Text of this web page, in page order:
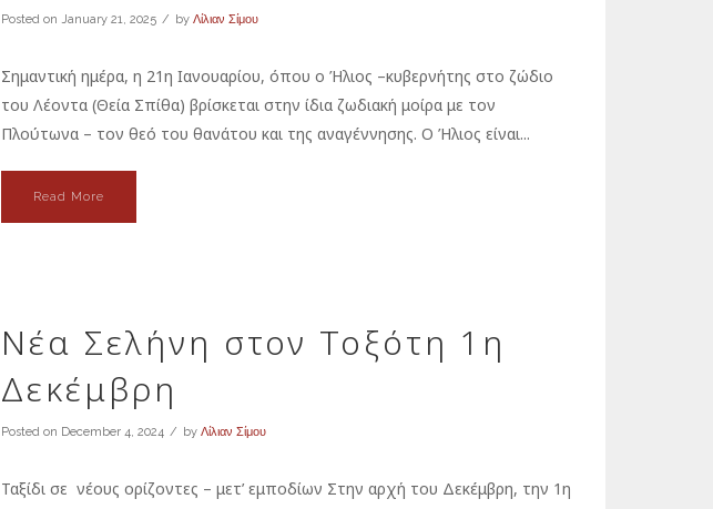
Posted on January 21, 2025 by Λίλιαν Σίμου
Σημαντική ημέρα, η 21η Ιανουαρίου, όπου ο Ήλιος –κυβερνήτης στο ζώδιο
του Λέοντα (Θεία Σπίθα) βρίσκεται στην ίδια ζωδιακή μοίρα με τον
Πλούτωνα – τον θεό του θανάτου και της αναγέννησης. Ο Ήλιος είναι...
Read More
Νέα Σελήνη στον Τοξότη 1η
Δεκέμβρη
Posted on December 4, 2024 by Λίλιαν Σίμου
Ταξίδι σε νέους ορίζοντες – μετ’ εμποδίων Στην αρχή του Δεκέμβρη, την 1η